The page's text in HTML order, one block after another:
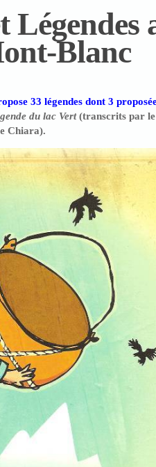
Légendes
Blanc
33 légendes dont 3
du lac Vert(transcrits par le
Chiara).